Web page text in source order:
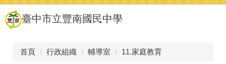
跳
到
主
臺中市立豐南國民中學
首頁 行政組織 輔導室 11.家庭教育